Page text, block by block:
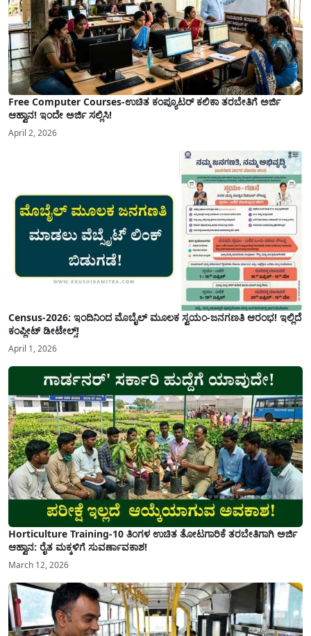
Free Computer Courses-ಉಚಿತ ಕಂಪ್ಯೂಟರ್ ಕಲಿಕಾ ತರಬೇತಿಗೆ ಅರ್ಜಿ
ಆಹ್ವಾನ! ಇಂದೇ ಅರ್ಜಿ ಸಲ್ಲಿಸಿ!
April 2, 2026
Census-2026: ಇಂದಿನಿಂದ ಮೊಬೈಲ್ ಮೂಲಕ ಸ್ವಯಂ-ಜನಗಣತಿ ಆರಂಭ! ಇಲ್ಲಿದೆ
ಕಂಪ್ಲೀಟ್ ಡೀಟೇಲ್ಸ್!
April 1, 2026
Horticulture Training-10 ತಿಂಗಳ ಉಚಿತ ತೋಟಗಾರಿಕೆ ತರಬೇತಿಗಾಗಿ ಅರ್ಜಿ
ಆಹ್ವಾನ: ರೈತ ಮಕ್ಕಳಿಗೆ ಸುವರ್ಣಾವಕಾಶ!
March 12, 2026